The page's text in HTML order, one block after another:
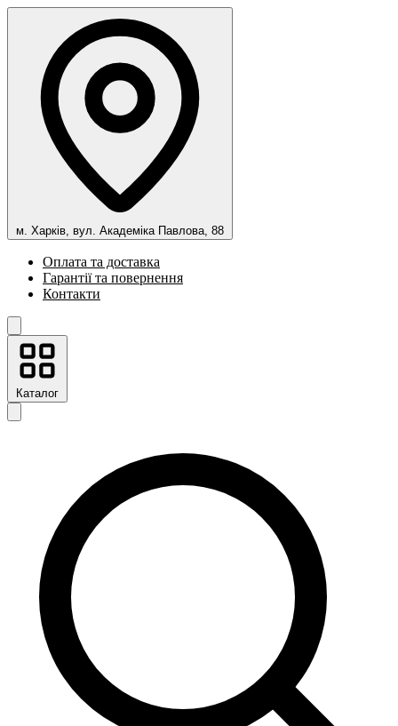
м. Харків, вул. Академіка Павлова, 88
Оплата та доставка
Гарантії та повернення
Контакти
Каталог